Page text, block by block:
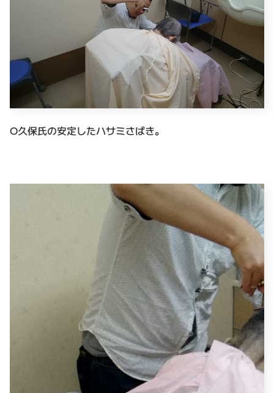
O久保氏の安定したハサミさばき。